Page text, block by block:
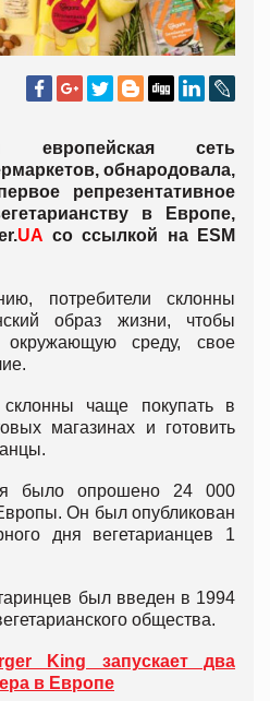
европейская сеть
обнародовала,
репрезентативное
в Европе,
UA со ссылкой на ESM
потребители склонны
образ жизни, чтобы
окружающую среду, свое
склонны чаще покупать в
магазинах и готовить
было опрошено 24 000
Он был опубликован
дня вегетарианцев 1
был введен в 1994
общества.
King запускает два
в Европе